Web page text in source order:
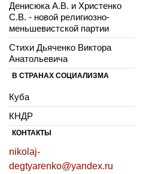
Денисюка А.В. и Христенко
С.В. - новой религиозно-
меньшевистской партии
Стихи Дьяченко Виктора
Анатольевича
В СТРАНАХ СОЦИАЛИЗМА
Куба
КНДР
КОНТАКТЫ
nikolaj-
degtyarenko@yandex.ru